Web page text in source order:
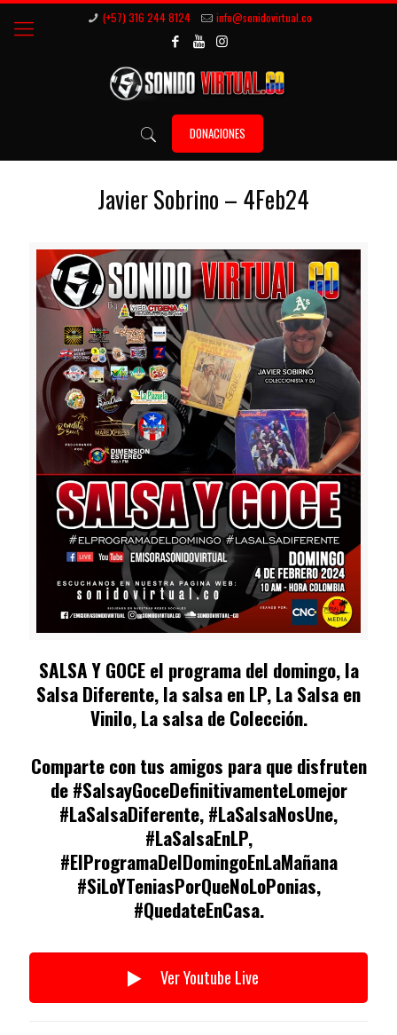
(+57) 316 244 8124 info@sonidovirtual.co
DONACIONES
Javier Sobrino – 4Feb24
SALSA Y GOCEel programa del domingo, la
Salsa Diferente, la salsa en LP, La Salsa en
Vinilo, La salsa de Colección.
Comparte con tus amigos para que disfruten
de #SalsayGoceDefinitivamenteLomejor
#LaSalsaDiferente, #LaSalsaNosUne,
#LaSalsaEnLP,
#ElProgramaDelDomingoEnLaMañana
#SiLoYTeniasPorQueNoLoPonias,
#QuedateEnCasa.
Ver Youtube Live